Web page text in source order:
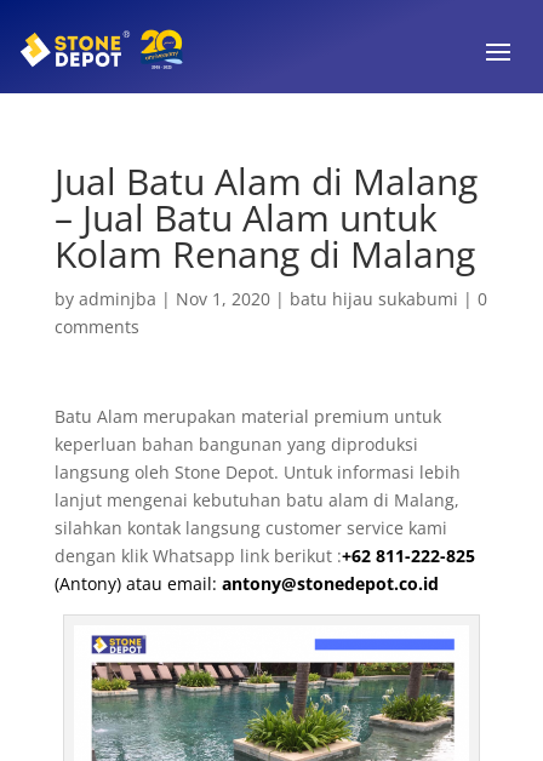
Jual Batu Alam di Malang
– Jual Batu Alam untuk
Kolam Renang di Malang
by adminjba | Nov 1, 2020| batu hijau sukabumi | 0
comments
Batu Alam merupakan material premium untuk
keperluan bahan bangunan yang diproduksi
langsung oleh Stone Depot. Untuk informasi lebih
lanjut mengenai kebutuhan batu alam di Malang,
silahkan kontak langsung customer service kami
dengan klik Whatsapp link berikut :+62 811-222-825
(Antony) atau email: antony@stonedepot.co.id